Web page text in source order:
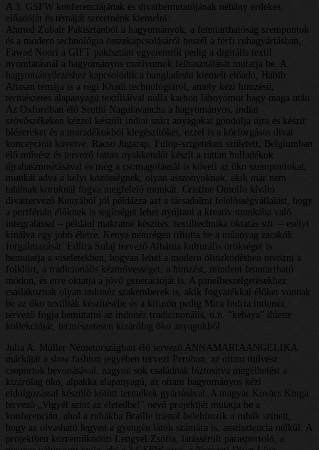
A 3. GSFW konferenciájának és divatbemutatójának néhány érdekes
előadóját és témáját szeretnénk kiemelni:
Ahmed Zubair Pakisztánból a hagyományok, a fenntarthatóság szempontok
és a modern technológia összekapcsolásáról beszél a férfi ruhagyártásban,
Fawad Noori a GIFT pakisztáni egyetemről pedig a digitális textil
nyomtatásnál a hagyományos motívumok felhasználását mutatja be. A
hagyományőrzéshez kapcsolódik a bangladeshi kiemelt előadó, Habib
Ahasan témája is a régi Khadi technológiáról, amely kézi hímzésű,
természetes alapanyagú textíliáival nulla karbon lábnyomot hagy maga után.
Az Oxfordban élő Sruthi Nagulavancha a hagyományos, indiai
szövőszékeken kézzel készült indiai szári anyagokat gondolja újra és készít
blézereket és a maradékokból kiegészítőket, ezzel is a körforgásos divat
koncepcióit követve. Racso Jugarap, Fülöp-szigeteken született, Belgiumban
élő művész és tervező rattan nyakkendőt készít a rattan hulladékok
újrahasznosításával és még a csomagolásnál is követi az öko szempontokat,
munkát adva a helyi közösségnek, olyan asszonyoknak, akik már nem
találnak koruknál fogva megfelelő munkát. Cristine Omollo kíváló
divattervező Kenyából jól példázza azt a társadalmi felelősségvállalást, hogy
a periférián élőknek is segítséget lehet nyújtani a kreatív munkába való
integrálással – például makramé készítés, textiltechnika oktatás stb. – esélyt
kínálva egy jobb életre. Kenya nemrégen tiltotta be a műanyag zacskók
forgalmazását. Edlira Sulaj tervező Albánia kulturális örökségét is
bemutatja a viseletekben, hogyan lehet a modern öltözködésben ötvözni a
folklórt, a tradicionális kézművességet, a hímzést, mindent fenntartható
módon, és erre oktatja a jövő generációját is. A panelbeszélgetésekhez
csatlakoznak olyan indonéz szakemberek is, akik fogyatékkal élőket vonnak
be az öko textiliák készítésébe és a kifutón pedig Mira Indria indonéz
tervező fogja bemutatni az indonéz tradicinonális, u.n. “kebaya” ihlette
kollekcióját, természetesen kizárólag öko anyagokból.
Julia A. Müller Németországban élő tervező ANNAMARIAANGELIKA
márkáját a slow fashion jegyében tervezi Peruban, az ottani művész
csoportok bevonásával, nagyon sok családnak biztosítva megélhetést a
kizárólag öko, alpakka alapanyagú, az ottani hagyományos kézi
eldolgozással készülő kötött termékek gyártásával. A magyar Kovács Kinga
tervező „Vigyél színt az életedbe!” nevű projektjét mutatja be a
konferencián, ahol a ruhákba Braille írással belehímzik a ruhák színeit,
hogy az olvasható legyen a gyengén látók számára is, asszisztencia nélkül. A
projektben közreműködött Lengyel Zsófia, látássérült parasportoló, a